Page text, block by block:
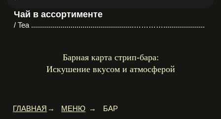
Барная карта стрип-бара:
Искушение вкусом и атмосферой